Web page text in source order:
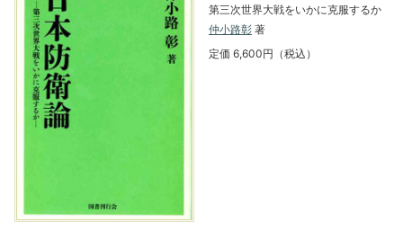
第三次世界大戦をいかに克服するか
仲小路彰 著
定価 6,600円（税込）